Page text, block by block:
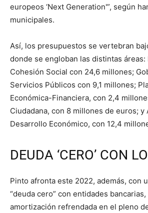
europeos ‘Next Generation'”, según
municipales.
Así, los presupuestos se vertebran
donde se engloban las distintas
Cohesión Social con 24,6 millones;
Servicios Públicos con 9,1 millones;
Económica-Financiera, con 2,4
Ciudadana, con 8 millones de euros; y
Desarrollo Económico, con 12,4
DEUDA ‘CERO’ CON
Pinto afronta este 2022, además, con
“deuda cero” con entidades
amortización refrendada en el pleno